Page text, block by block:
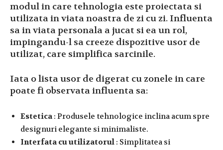
modul in care tehnologia este proiectata si
utilizata in viata noastra de zi cu zi. Influenta
sa in viata personala a jucat si ea un rol,
impingandu-l sa creeze dispozitive usor de
utilizat, care simplifica sarcinile.
Iata o lista usor de digerat cu zonele in care
poate fi observata influenta sa:
Estetica : Produsele tehnologice inclina acum spre
designuri elegante si minimaliste.
Interfata cu utilizatorul : Simplitatea si